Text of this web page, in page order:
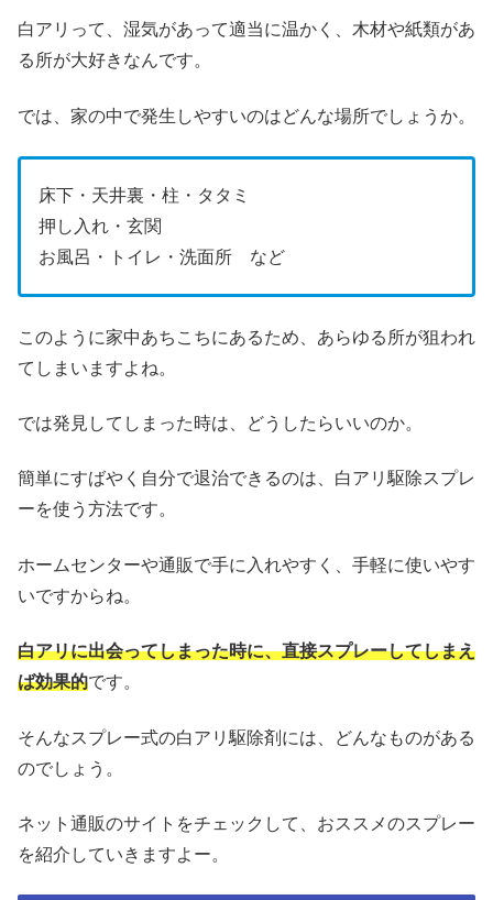
白アリって、湿気があって適当に温かく、木材や紙類があ
る所が大好きなんです。
では、家の中で発生しやすいのはどんな場所でしょうか。
床下・天井裏・柱・タタミ
押し入れ・玄関
お風呂・トイレ・洗面所 など
このように家中あちこちにあるため、あらゆる所が狙われ
てしまいますよね。
では発見してしまった時は、どうしたらいいのか。
簡単にすばやく自分で退治できるのは、白アリ駆除スプレ
ーを使う方法です。
ホームセンターや通販で手に入れやすく、手軽に使いやす
いですからね。
白アリに出会ってしまった時に、直接スプレーしてしまえ
ば効果的です。
そんなスプレー式の白アリ駆除剤には、どんなものがある
のでしょう。
ネット通販のサイトをチェックして、おススメのスプレー
を紹介していきますよー。